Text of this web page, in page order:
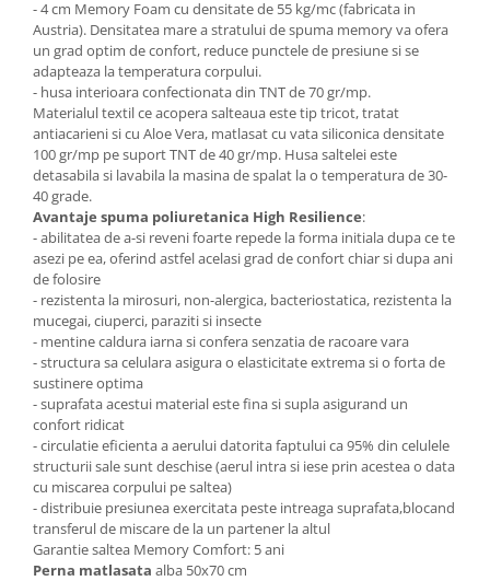
- 4 cm Memory Foam cu densitate de 55 kg/mc (fabricata in
Austria). Densitatea mare a stratului de spuma memory va ofera
un grad optim de confort, reduce punctele de presiune si se
adapteaza la temperatura corpului.
- husa interioara confectionata din TNT de 70 gr/mp.
Materialul textil ce acopera salteaua este tip tricot, tratat
antiacarieni si cu Aloe Vera, matlasat cu vata siliconica densitate
100 gr/mp pe suport TNT de 40 gr/mp. Husa saltelei este
detasabila si lavabila la masina de spalat la o temperatura de 30-
40 grade.
Avantaje spuma poliuretanica High Resilience:
- abilitatea de a-si reveni foarte repede la forma initiala dupa ce te
asezi pe ea, oferind astfel acelasi grad de confort chiar si dupa ani
de folosire
- rezistenta la mirosuri, non-alergica, bacteriostatica, rezistenta la
mucegai, ciuperci, paraziti si insecte
- mentine caldura iarna si confera senzatia de racoare vara
- structura sa celulara asigura o elasticitate extrema si o forta de
sustinere optima
- suprafata acestui material este fina si supla asigurand un
confort ridicat
- circulatie eficienta a aerului datorita faptului ca 95% din celulele
structurii sale sunt deschise (aerul intra si iese prin acestea o data
cu miscarea corpului pe saltea)
- distribuie presiunea exercitata peste intreaga suprafata,blocand
transferul de miscare de la un partener la altul
Garantie saltea Memory Comfort: 5 ani
Perna matlasata alba 50x70 cm